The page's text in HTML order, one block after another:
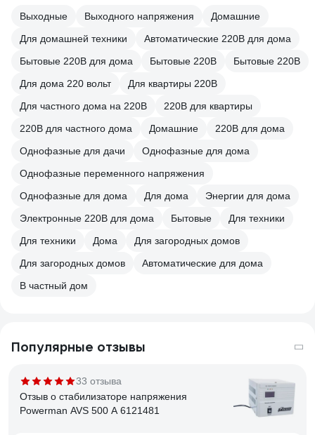
Выходные Выходного напряжения
Домашние
Для домашней техники
Автоматические 220В для дома
Бытовые 220В для дома
Бытовые 220В
Бытовые 220В
Для дома 220 вольт
Для квартиры 220В
Для частного дома на 220В
220В для квартиры
220В для частного дома
Домашние
220В для дома
Однофазные для дачи
Однофазные для дома
Однофазные переменного напряжения
Однофазные для дома
Для дома
Энергии для дома
Электронные 220В для дома
Бытовые
Для техники
Для техники
Дома
Для загородных домов
Для загородных домов
Автоматические для дома
В частный дом
Популярные отзывы
33 отзыва
Отзыв о стабилизаторе напряжения
Powerman AVS 500 A 6121481